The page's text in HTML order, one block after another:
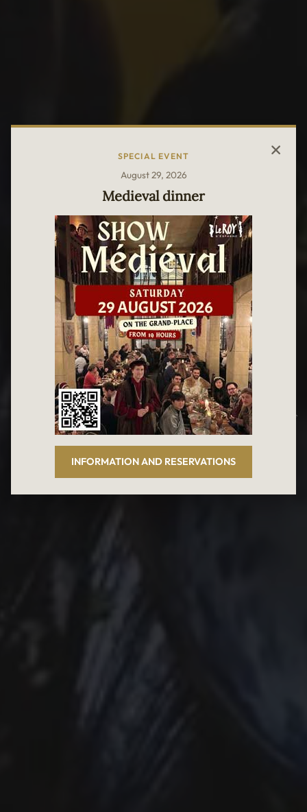
ブラッスリー＆レストラン
Le Roy d'Espagne（ル・ロ
ワ・デスパーニュ）
ベルギー料理とベルギービールを
グラン＝プラス（ブリュッセル）のテラス席で
SPECIAL EVENT
August 29, 2026
Medieval dinner
INFORMATION AND RESERVATIONS